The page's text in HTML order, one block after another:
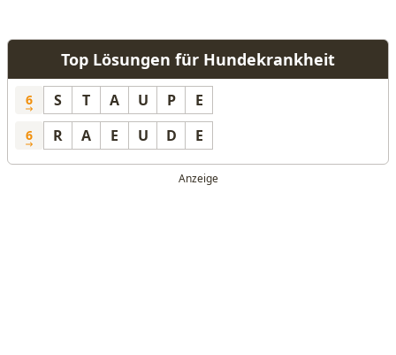
Top Lösungen für Hundekrankheit
6 S T A U P E
6 R A E U D E